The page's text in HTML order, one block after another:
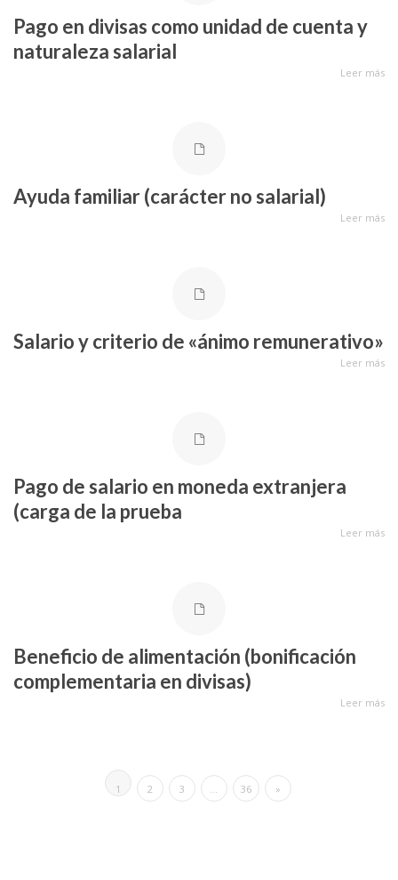
Pago en divisas como unidad de cuenta y
naturaleza salarial
Leer más
Ayuda familiar (carácter no salarial)
Leer más
Salario y criterio de «ánimo remunerativo»
Leer más
Pago de salario en moneda extranjera
(carga de la prueba
Leer más
Beneficio de alimentación (bonificación
complementaria en divisas)
Leer más
1 2 3 … 36 »